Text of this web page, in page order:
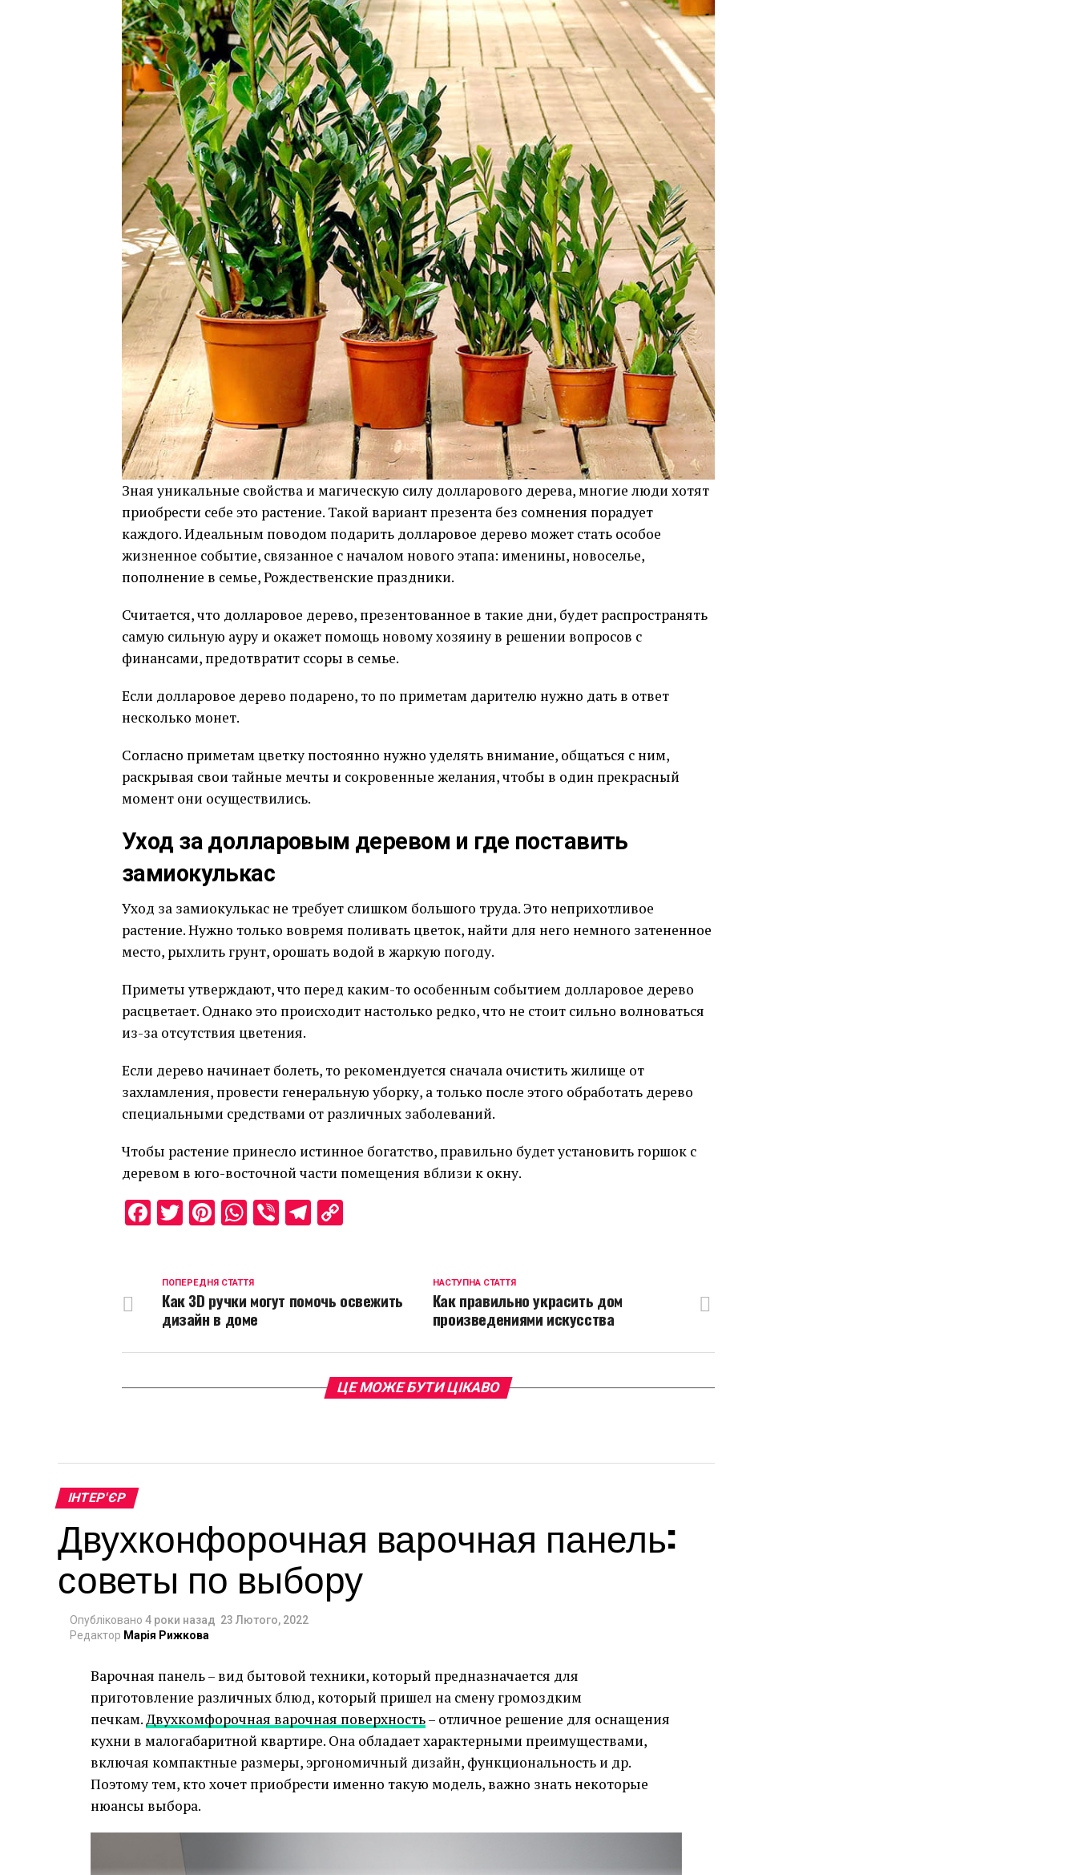
Зная уникальные свойства и магическую силу долларового дерева, многие люди хотят
приобрести себе это растение. Такой вариант презента без сомнения порадует
каждого. Идеальным поводом подарить долларовое дерево может стать особое
жизненное событие, связанное с началом нового этапа: именины, новоселье,
пополнение в семье, Рождественские праздники.
Считается, что долларовое дерево, презентованное в такие дни, будет распространять
самую сильную ауру и окажет помощь новому хозяину в решении вопросов с
финансами, предотвратит ссоры в семье.
Если долларовое дерево подарено, то по приметам дарителю нужно дать в ответ
несколько монет.
Согласно приметам цветку постоянно нужно уделять внимание, общаться с ним,
раскрывая свои тайные мечты и сокровенные желания, чтобы в один прекрасный
момент они осуществились.
Уход за долларовым деревом и где поставить
замиокулькас
Уход за замиокулькас не требует слишком большого труда. Это неприхотливое
растение. Нужно только вовремя поливать цветок, найти для него немного затененное
место, рыхлить грунт, орошать водой в жаркую погоду.
Приметы утверждают, что перед каким-то особенным событием долларовое дерево
расцветает. Однако это происходит настолько редко, что не стоит сильно волноваться
из-за отсутствия цветения.
Если дерево начинает болеть, то рекомендуется сначала очистить жилище от
захламления, провести генеральную уборку, а только после этого обработать дерево
специальными средствами от различных заболеваний.
Чтобы растение принесло истинное богатство, правильно будет установить горшок с
деревом в юго-восточной части помещения вблизи к окну.
Facebook
Twitter
Pinterest
WhatsApp
ViberTelegram
НАСТУПНА СТАТТЯ
Как правильно украсить дом
произведениями искусства
ПОПЕРЕДНЯ СТАТТЯ
Как 3D ручки могут помочь освежить
дизайн в доме
ЦЕ МОЖЕ БУТИ ЦІКАВО
ІНТЕР'ЄР
Двухконфорочная варочная панель:
советы по выбору
Опубліковано 4 роки назад 23 Лютого, 2022
Редактор Марія Рижкова
Варочная панель – вид бытовой техники, который предназначается для
приготовление различных блюд, который пришел на смену громоздким
печкам.Двухкомфорочная варочная поверхность– отличное решение для оснащения
кухни в малогабаритной квартире. Она обладает характерными преимуществами,
включая компактные размеры, эргономичный дизайн, функциональность и др.
Поэтому тем, кто хочет приобрести именно такую модель, важно знать некоторые
нюансы выбора.